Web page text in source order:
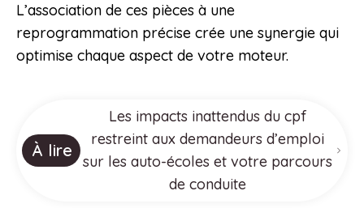
L’association de ces pièces à une
reprogrammation précise crée une synergie qui
optimise chaque aspect de votre moteur.
À lire
Les impacts inattendus du cpf
restreint aux demandeurs d’emploi
sur les auto-écoles et votre parcours
de conduite